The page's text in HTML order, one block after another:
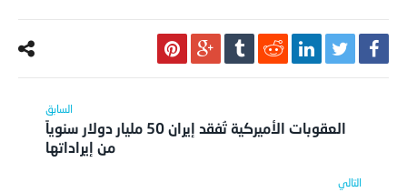
العقوبات الأميركية تُفقد إيران 50 مليار دولار سنوياً
من إيراداتها